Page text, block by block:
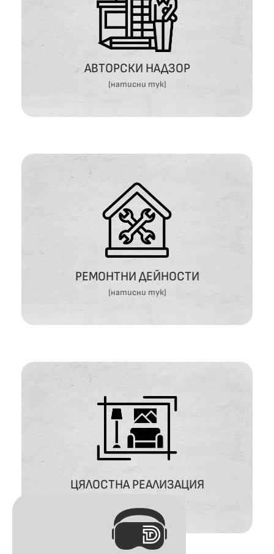
АВТОРСКИ НАДЗОР
(натисни тук)
АВТОРСКИ НАДЗОР
ВИЖ ОЩЕ
РЕМОНТНИ ДЕЙНОСТИ
(натисни тук)
РЕМОНТНИ ДЕЙНОСТИ
ВИЖ ОЩЕ
ЦЯЛОСТНА РЕАЛИЗАЦИЯ
ЦЯЛОСТНА РЕАЛИЗАЦИЯ
ВИЖ ОЩЕ